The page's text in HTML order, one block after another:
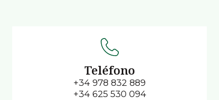
Teléfono
+34 978 832 889
+34 625 530 094